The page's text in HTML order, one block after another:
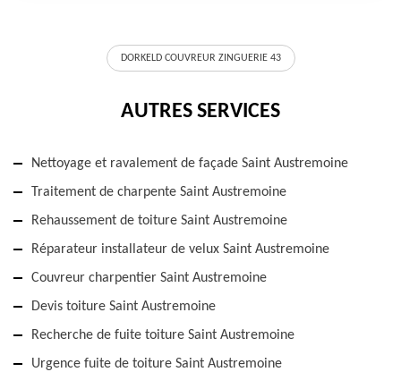
DORKELD COUVREUR ZINGUERIE 43
AUTRES SERVICES
Nettoyage et ravalement de façade Saint Austremoine
Traitement de charpente Saint Austremoine
Rehaussement de toiture Saint Austremoine
Réparateur installateur de velux Saint Austremoine
Couvreur charpentier Saint Austremoine
Devis toiture Saint Austremoine
Recherche de fuite toiture Saint Austremoine
Urgence fuite de toiture Saint Austremoine